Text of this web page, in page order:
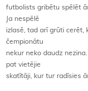
futbolists gribētu spēlēt
Ja nespēlē
izlasē, tad arī grūti cerēt,
čempionātu
nekur neko daudz
pat vietējie
skatītāji, kur tur radīsies